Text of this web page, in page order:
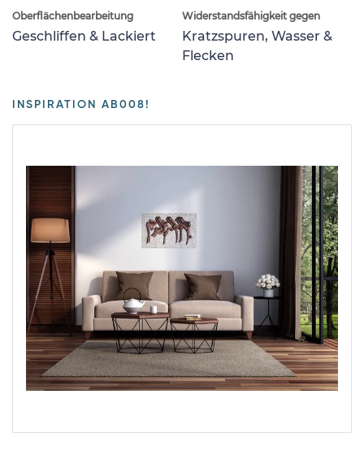
Oberflächenbearbeitung
Geschliffen & Lackiert
Widerstandsfähigkeit gegen
Kratzspuren, Wasser &
Flecken
INSPIRATION AB008!